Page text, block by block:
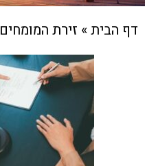
דף הבית» זירת המומחים